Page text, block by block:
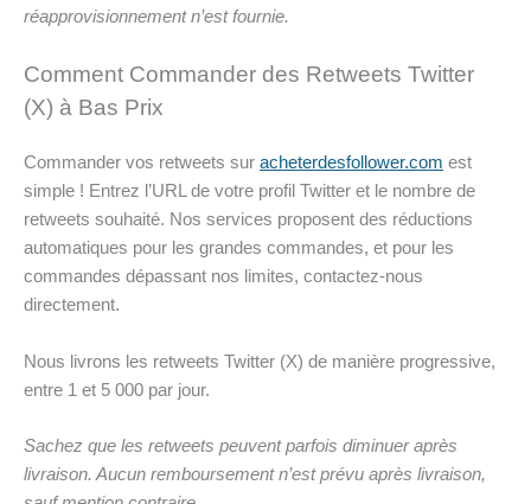
réapprovisionnement n’est fournie.
Comment Commander des Retweets Twitter
(X) à Bas Prix
Commander vos retweets sur acheterdesfollower.com est
simple ! Entrez l’URL de votre profil Twitter et le nombre de
retweets souhaité. Nos services proposent des réductions
automatiques pour les grandes commandes, et pour les
commandes dépassant nos limites, contactez-nous
directement.
Nous livrons les retweets Twitter (X) de manière progressive,
entre 1 et 5 000 par jour.
Sachez que les retweets peuvent parfois diminuer après
livraison. Aucun remboursement n’est prévu après livraison,